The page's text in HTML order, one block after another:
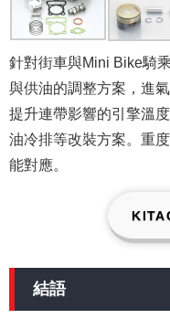
針對街車與Mini Bike騎
與供油的調整方案，進
提升連帶影響的引擎溫
油冷排等改裝方案。重
能對應。
結語